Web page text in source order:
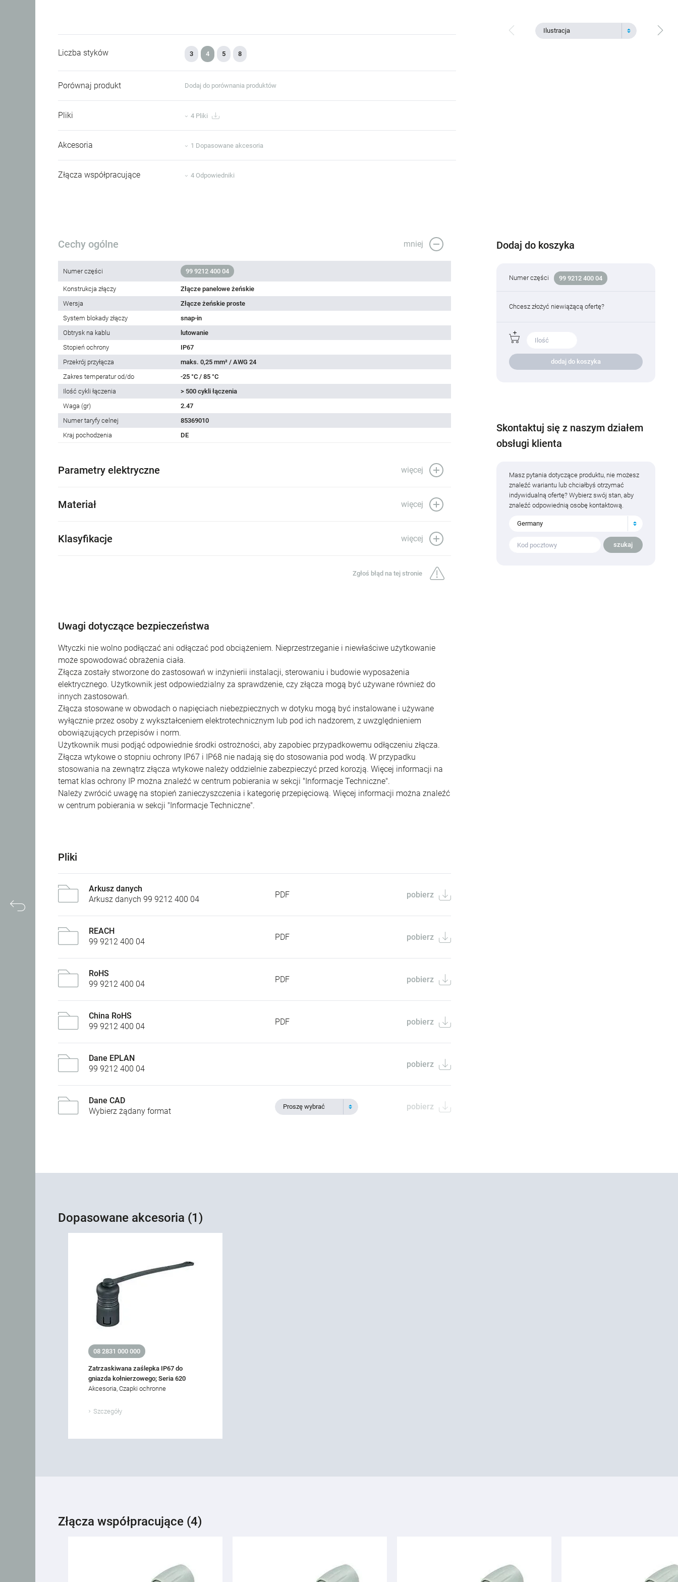
Ilustracja
Liczba styków 3 4 5 8
Porównaj produkt Dodaj do porównania produktów
Pliki 4 Pliki
Akcesoria 1 Dopasowane akcesoria
Złącza współpracujące 4 Odpowiedniki
Cechy ogólne mniej
Numer części 99 9212 400 04
Konstrukcja złączy
Złącze panelowe żeńskie
Wersja
Złącze żeńskie proste
System blokady złączy
snap-in
Obtrysk na kablu
lutowanie
Stopień ochrony
IP67
Przekrój przyłącza
maks. 0,25 mm² / AWG 24
Zakres temperatur od/do
-25 °C / 85 °C
Ilość cykli łączenia
> 500 cykli łączenia
Waga (gr)
2.47
Numer taryfy celnej
85369010
Kraj pochodzenia
DE
Parametry elektryczne więcej
Materiał więcej
Klasyfikacje więcej
Zgłoś błąd na tej stronie
Uwagi dotyczące bezpieczeństwa
Wtyczki nie wolno podłączać ani odłączać pod obciążeniem. Nieprzestrzeganie i niewłaściwe użytkowanie
może spowodować obrażenia ciała.
Złącza zostały stworzone do zastosowań w inżynierii instalacji, sterowaniu i budowie wyposażenia
elektrycznego. Użytkownik jest odpowiedzialny za sprawdzenie, czy złącza mogą być używane również do
innych zastosowań.
Złącza stosowane w obwodach o napięciach niebezpiecznych w dotyku mogą być instalowane i używane
wyłącznie przez osoby z wykształceniem elektrotechnicznym lub pod ich nadzorem, z uwzględnieniem
obowiązujących przepisów i norm.
Użytkownik musi podjąć odpowiednie środki ostrożności, aby zapobiec przypadkowemu odłączeniu złącza.
Złącza wtykowe o stopniu ochrony IP67 i IP68 nie nadają się do stosowania pod wodą. W przypadku
stosowania na zewnątrz złącza wtykowe należy oddzielnie zabezpieczyć przed korozją. Więcej informacji na
temat klas ochrony IP można znaleźć w centrum pobierania w sekcji "Informacje Techniczne".
Należy zwrócić uwagę na stopień zanieczyszczenia i kategorię przepięciową. Więcej informacji można znaleźć
w centrum pobierania w sekcji "Informacje Techniczne".
Pliki
Arkusz danych
Arkusz danych 99 9212 400 04
PDF pobierz
REACH
99 9212 400 04
PDF pobierz
RoHS
99 9212 400 04
PDF pobierz
China RoHS
99 9212 400 04
PDF pobierz
Dane EPLAN
99 9212 400 04
pobierz
Dane CAD
Wybierz żądany format
Proszę wybrać pobierz
Dodaj do koszyka
Numer części 99 9212 400 04
Chcesz złożyć niewiążącą ofertę?
dodaj do koszyka
Skontaktuj się z naszym działem
obsługi klienta
Masz pytania dotyczące produktu, nie możesz
znaleźć wariantu lub chciałbyś otrzymać
indywidualną ofertę? Wybierz swój stan, aby
znaleźć odpowiednią osobę kontaktową.
Germany
Dopasowane akcesoria (1)
08 2831 000 000
Zatrzaskiwana zaślepka IP67 do
gniazda kołnierzowego; Seria 620
Akcesoria, Czapki ochronne
Szczegóły
Złącza współpracujące (4)